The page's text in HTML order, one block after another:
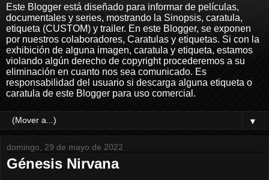
Este Blogger está diseñado para informar de películas,
documentales y series, mostrando la Sinopsis, caratula,
etiqueta (CUSTOM) y trailer. En este Blogger, se exponen
por nuestros colaboradores, Caratulas y etiquetas. Si con la
exhibición de alguna imagen, caratula y etiqueta, estamos
violando algún derecho de copyright procederemos a su
eliminación en cuanto nos sea comunicado. Es
responsabilidad del usuario si descarga alguna etiqueta o
caratula de este Blogger para uso comercial.
▼
domingo, 29 de mayo de 2022
Génesis Nirvana